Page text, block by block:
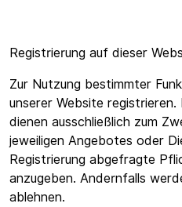
Registrierung auf dieser
Zur Nutzung bestimmter
unserer Website
dienen ausschließlich zum
jeweiligen Angebotes oder
Registrierung abgefragte
anzugeben. Andernfalls
ablehnen.